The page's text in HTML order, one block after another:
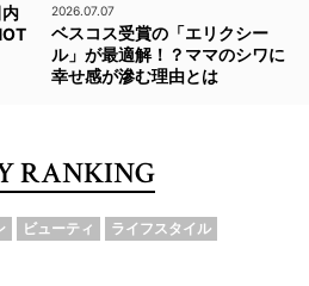
2026.07.07
ベスコス受賞の「エリクシー
ル」が最適解！？ママのシワに
幸せ感が滲む理由とは
RANKING
ビューティ ライフスタイル